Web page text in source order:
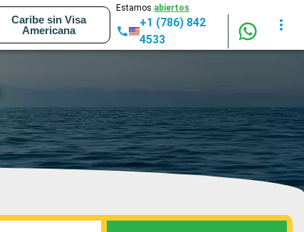
Caribe sin Visa
Americana
Estamos abiertos
+1 (786) 842
4533